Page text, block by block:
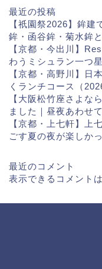
最近の投稿
【祇園祭2026】鉾
鉾・函谷鉾・菊水鉾
【京都・今出川】
わうミシュラン一つ
【京都・高野川】日
くランチコース（
【大阪松竹座さよな
ました｜昼夜あわせ
【京都・上七軒】上
ごす夏の夜が楽しか
最近のコメント
表示できるコメント